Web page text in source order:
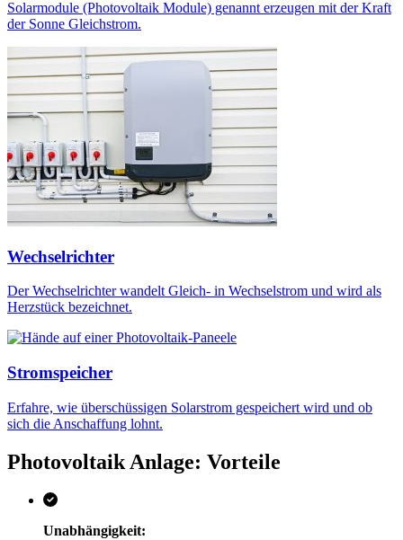
Solarmodule (Photovoltaik Module) genannt erzeugen mit der Kraft
der Sonne Gleichstrom.
Wechselrichter
Der Wechselrichter wandelt Gleich- in Wechselstrom und wird als
Herzstück bezeichnet.
Stromspeicher
Erfahre, wie überschüssigen Solarstrom gespeichert wird und ob
sich die Anschaffung lohnt.
Photovoltaik Anlage: Vorteile
Unabhängigkeit: